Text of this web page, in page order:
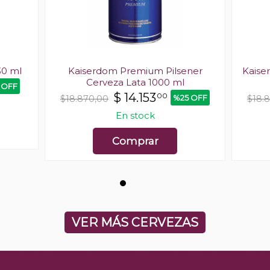
ml
Kaiserdom Premium Pilsener
Cerveza Lata 1000 ml
$18.870,00 $ 14.153 00 %25 OFF
En stock
Comprar
VER MÁS CERVEZAS